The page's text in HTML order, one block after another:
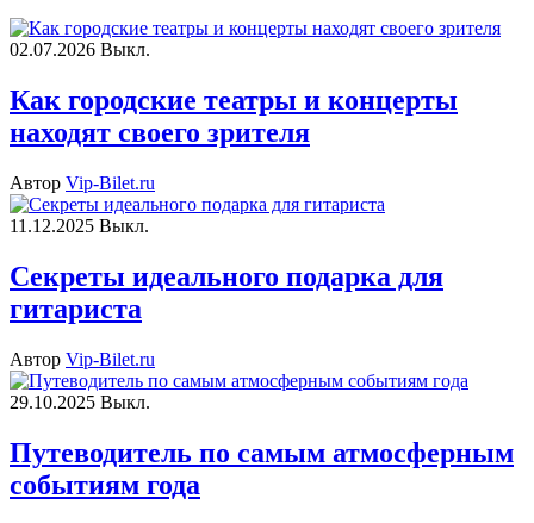
02.07.2026 Выкл.
Как городские театры и концерты
находят своего зрителя
Автор Vip-Bilet.ru
11.12.2025 Выкл.
Секреты идеального подарка для
гитариста
Автор Vip-Bilet.ru
29.10.2025 Выкл.
Путеводитель по самым атмосферным
событиям года